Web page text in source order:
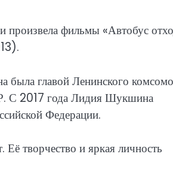
фильмы «Автобус
была главой Ленинского
С 2017 года Лидия Шукшина
Федерации.
творчество и яркая личность